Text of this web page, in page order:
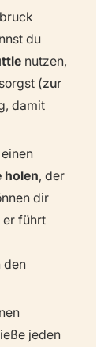
du
nutzen,
(zur
damit
holen, der
dir
er führt
den
jeden